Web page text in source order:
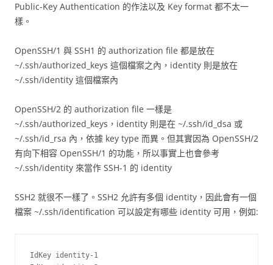
Public-Key Authentication 的作法以及 Key format 都不太一
樣。
OpenSSH/1 與 SSH1 的 authorization file 都是放在
~/.ssh/authorized_keys 這個檔案之內，identity 則是放在
~/.ssh/identity 這個檔案內
OpenSSH/2 的 authorization file 一樣是
~/.ssh/authorized_keys，identity 則是在 ~/.ssh/id_dsa 或
~/.ssh/id_rsa 內，依據 key type 而異。但其實因為 OpenSSH/2
有向下相容 OpenSSH/1 的功能，所以事實上也會參考
~/.ssh/identity 來當作 SSH-1 的 identity
SSH2 就很不一樣了。SSH2 允許有多個 identity，因此會有一個
檔案 ~/.ssh/identification 可以設定有哪些 identity 可用，例如:
IdKey identity-1